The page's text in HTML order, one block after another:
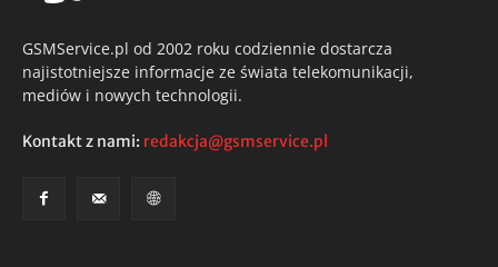
GSMService.pl od 2002 roku codziennie dostarcza
najistotniejsze informacje ze świata telekomunikacji,
mediów i nowych technologii.
Kontakt z nami: redakcja@gsmservice.pl